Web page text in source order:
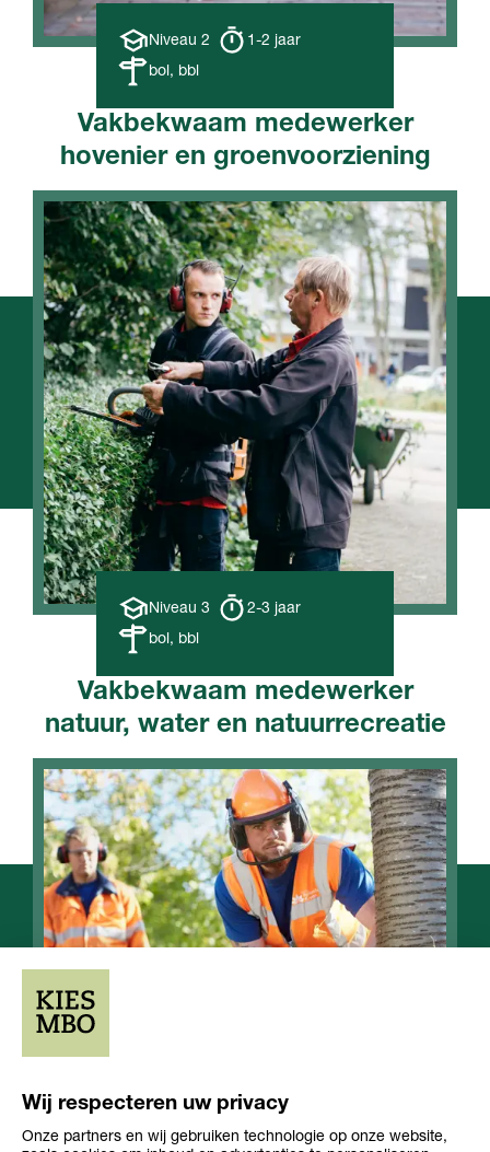
Opleiding
Niveau 2
Opleiding
duur
1-2 jaar
Leerweg
bol, bbl
Vakbekwaam medewerker
hovenier en groenvoorziening
Opleiding
Niveau 3
Opleiding
duur
2-3 jaar
Leerweg
bol, bbl
Vakbekwaam medewerker
natuur, water en natuurrecreatie
Wij respecteren uw privacy
Onze partners en wij gebruiken technologie op onze website,